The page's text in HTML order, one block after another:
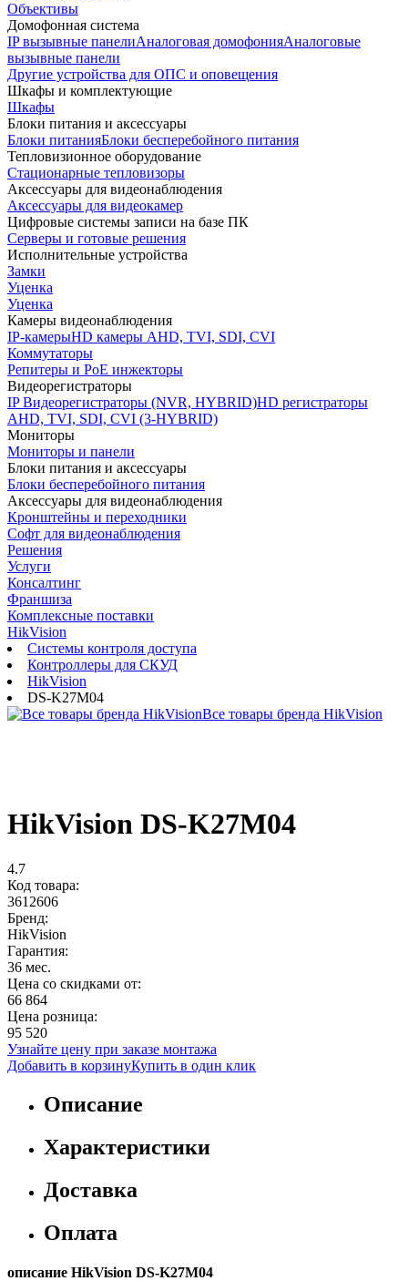
Объективы
Домофонная система
IP вызывные панелиАналоговая домофонияАналоговые
вызывные панели
Другие устройства для ОПС и оповещения
Шкафы и комплектующие
Шкафы
Блоки питания и аксессуары
Блоки питанияБлоки бесперебойного питания
Тепловизионное оборудование
Стационарные тепловизоры
Аксессуары для видеонаблюдения
Аксессуары для видеокамер
Цифровые системы записи на базе ПК
Серверы и готовые решения
Исполнительные устройства
Замки
Уценка
Уценка
Камеры видеонаблюдения
IP-камерыHD камеры AHD, TVI, SDI, CVI
Коммутаторы
Репитеры и PoE инжекторы
Видеорегистраторы
IP Видеорегистраторы (NVR, HYBRID)HD регистраторы
AHD, TVI, SDI, CVI (3-HYBRID)
Мониторы
Мониторы и панели
Блоки питания и аксессуары
Блоки бесперебойного питания
Аксессуары для видеонаблюдения
Кронштейны и переходники
Софт для видеонаблюдения
Решения
Услуги
Консалтинг
Франшиза
Комплексные поставки
HikVision
Системы контроля доступа
Контроллеры для СКУД
HikVision
DS-K27M04
Все товары бренда HikVision
HikVision DS-K27M04
4.7
Код товара:
3612606
Бренд:
HikVision
Гарантия:
36 мес.
Цена со скидками от:
66 864
Цена розница:
95 520
Узнайте цену при заказе монтажа
Добавить в корзинуКупить в один клик
Описание
Характеристики
Доставка
Оплата
описание HikVision DS-K27M04